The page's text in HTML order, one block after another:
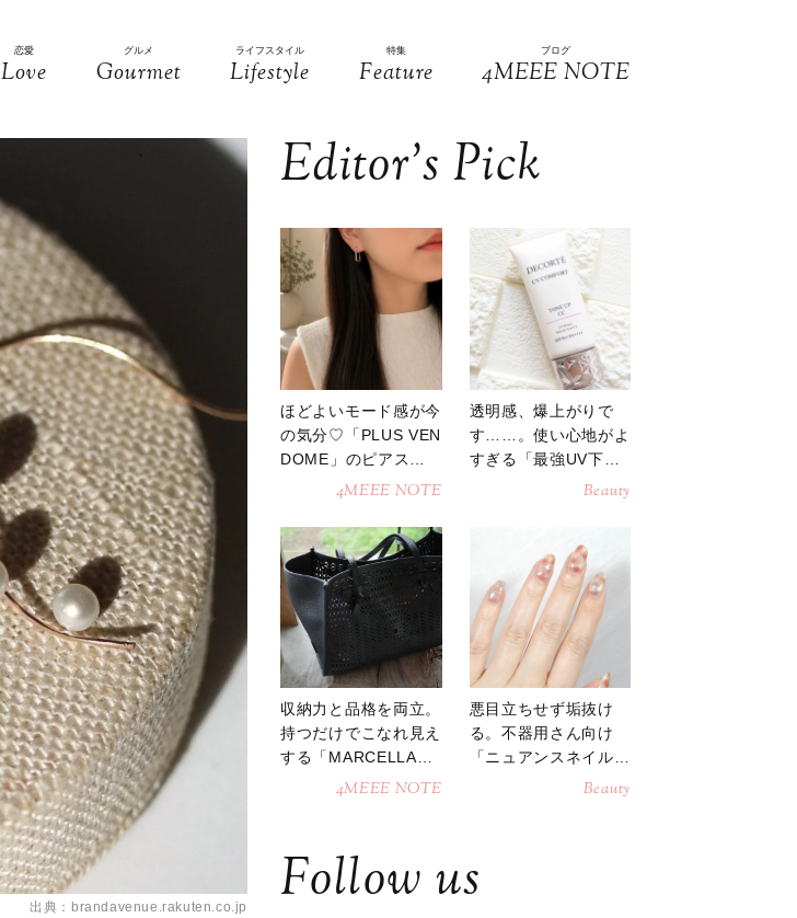
恋愛
Love
グルメ
Gourmet
ライフスタイル
Lifestyle
特集
Feature
ブログ
4MEEE NOTE
出典：brandavenue.rakuten.co.jp
Editor’s Pick
ほどよいモード感が今
の気分♡「PLUS VEN
DOME」のピアスが
4MEEE NOTE
透明感、爆上がりで
す……。使い心地がよ
すぎる「最強UV下
Beauty
収納力と品格を両立。
持つだけでこなれ見え
する「MARCELLAト
ートバッグ」4MEEE NOTE
悪目立ちせず垢抜け
る。不器用さん向け
「ニュアンスネイル」
Beauty
Follow us